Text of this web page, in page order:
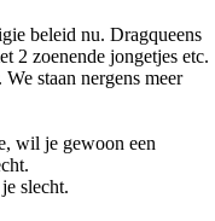
beleid nu. Dragqueens
2 zoenende jongetjes etc.
staan nergens meer
wil je gewoon een
slecht.